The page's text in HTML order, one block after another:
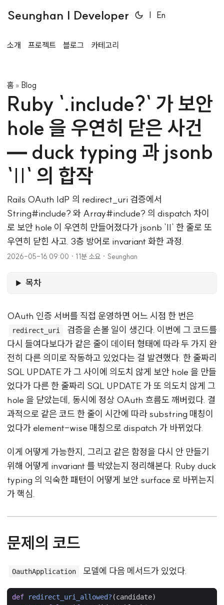
Seunghan | Developer | En
소개 프로젝트 블로그 카테고리
홈 » Blog
Ruby `.include?` 가 보안
hole 을 우연히 닫은 사건
— duck typing 과 jsonb
`||` 의 합작
Rails OAuth IdP 의 redirect_uri 검증에서
String#include? 와 Array#include? 의 dispatch 차이
로 보안 hole 이 우연히 만들어졌다가 jsonb `||` 한 줄로 또
우연히 닫힌 사고. 3층 방어로 invariant 화한 과정.
2026-05-16 09:00 · 11분 소요 · Seunghan
목차
OAuth 인증 서버를 직접 운영하면 어느 시점 한 번은
redirect_uri
검증을 손볼 일이 생긴다. 이번에 그 코드를
다시 들여다보다가 같은 줄이 데이터 형태에 따라 두 가지 완
전히 다른 의미로 작동하고 있었다는 걸 발견했다. 한 줄짜리
SQL UPDATE 가 그 사이에 의도치 않게 보안 hole 을 만들
었다가 다른 한 줄짜리 SQL UPDATE 가 또 의도치 않게 그
hole 을 닫았는데, 동시에 정상 OAuth 흐름도 깨버렸다. 결
과적으로 같은 코드 한 줄이 시간에 따라 substring 매칭이
었다가 element-wise 매칭으로 dispatch 가 바뀌었다.
이게 어떻게 가능한지, 그리고 같은 함정을 다시 안 만들기
위해 어떻게 invariant 를 박았는지 정리해본다. Ruby duck
typing 의 익숙한 패턴이 어떻게 보안 surface 로 바뀌는지
가 핵심.
문제의 코드
OauthApplication 모델에 다음 메서드가 있었다.
def redirect_uri_allowed? (candidate)